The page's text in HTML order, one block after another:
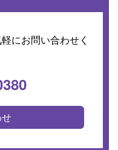
にお問い合わせく